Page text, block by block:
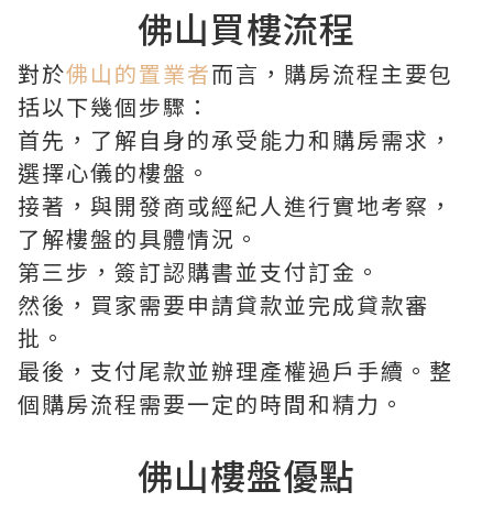
佛山買樓流程
對於佛山的置業者而言，購房流程主要包
括以下幾個步驟：
首先，了解自身的承受能力和購房需求，
選擇心儀的樓盤。
接著，與開發商或經紀人進行實地考察，
了解樓盤的具體情況。
第三步，簽訂認購書並支付訂金。
然後，買家需要申請貸款並完成貸款審
批。
最後，支付尾款並辦理產權過戶手續。整
個購房流程需要一定的時間和精力。
佛山樓盤優點